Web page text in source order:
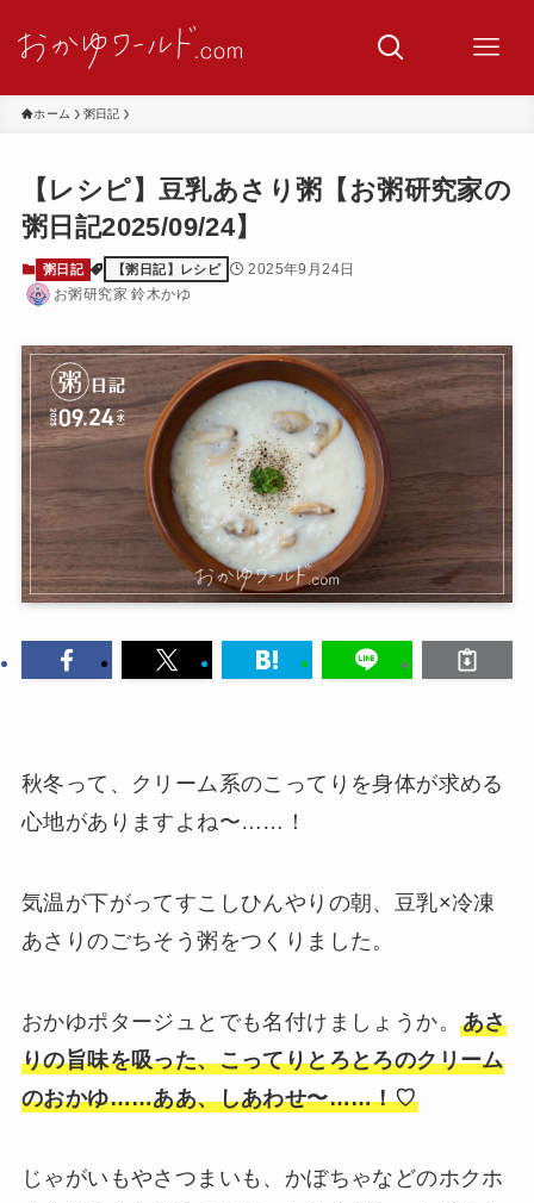
ホーム 粥日記
【レシピ】豆乳あさり粥【お粥研究家の
粥日記2025/09/24】
粥日記 【粥日記】レシピ
2025年9月24日
お粥研究家 鈴木かゆ
秋冬って、クリーム系のこってりを身体が求める
心地がありますよね〜……！
気温が下がってすこしひんやりの朝、豆乳×冷凍
あさりのごちそう粥をつくりました。
おかゆポタージュとでも名付けましょうか。 あさ
りの旨味を吸った、こってりとろとろのクリーム
のおかゆ……ああ、しあわせ〜……！♡
じゃがいもやさつまいも、かぼちゃなどのホクホ